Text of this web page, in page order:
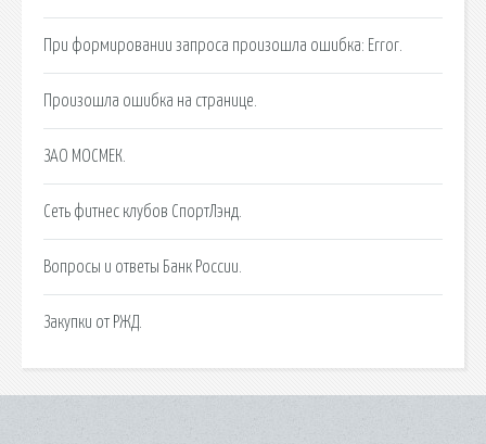
При формировании запроса произошла ошибка: Error.
Произошла ошибка на странице.
ЗАО МОСМЕК.
Сеть фитнес клубов СпортЛэнд.
Вопросы и ответы Банк России.
Закупки от РЖД.